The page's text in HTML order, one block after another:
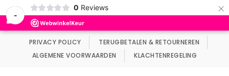
-
0 Reviews ×
Wij maken gebruik van cookies.
PRIVACY POLICY
TERUGBETALEN & RETOURNEREN
ALGEMENE VOORWAARDEN
KLACHTENREGELING